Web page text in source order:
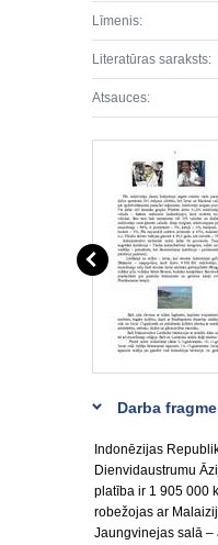
Līmenis:
Literatūras saraksts:
Atsauces:
Darba
Indonēzijas
Dienvidaustrumu
platība ir 1 905 000
robežojas ar
Jaungvinejas salā